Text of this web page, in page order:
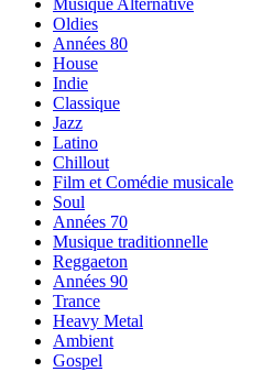
Musique Alternative
Oldies
Années 80
House
Indie
Classique
Jazz
Latino
Chillout
Film et Comédie musicale
Soul
Années 70
Musique traditionnelle
Reggaeton
Années 90
Trance
Heavy Metal
Ambient
Gospel